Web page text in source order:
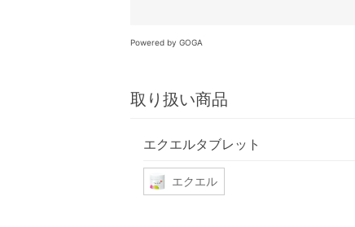
Powered by GOGA
取り扱い商品
エクエルタブレット
エクエル